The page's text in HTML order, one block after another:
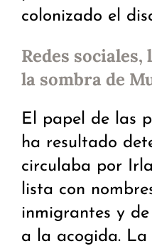
colonizado el
Redes
la sombra de
El papel de las
ha resultado
circulaba por
lista con
inmigrantes y
a la acogida. La